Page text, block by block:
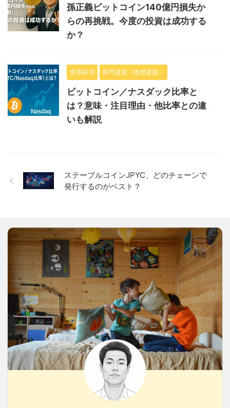
孫正義ビットコイン140億円損失か
らの再挑戦。今度の投資は成功する
か？
世界経済 暗号資産（仮想通貨）
ビットコイン／ナスダック比率と
は？意味・注目理由・他比率との違
いも解説
ステーブルコインJPYC、どのチェーンで
発行するのがベスト？